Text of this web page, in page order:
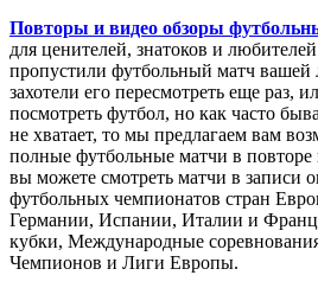
Повторы и видео обзоры
для ценителей, знатоков и
пропустили футбольный матч
захотели его пересмотреть еще раз,
посмотреть футбол, но как часто
не хватает, то мы предлагаем вам
полные футбольные матчи в повторе
вы можете смотреть матчи в записи
футбольных чемпионатов стран
Германии, Испании, Италии и
кубки, Международные
Чемпионов и Лиги Европы.